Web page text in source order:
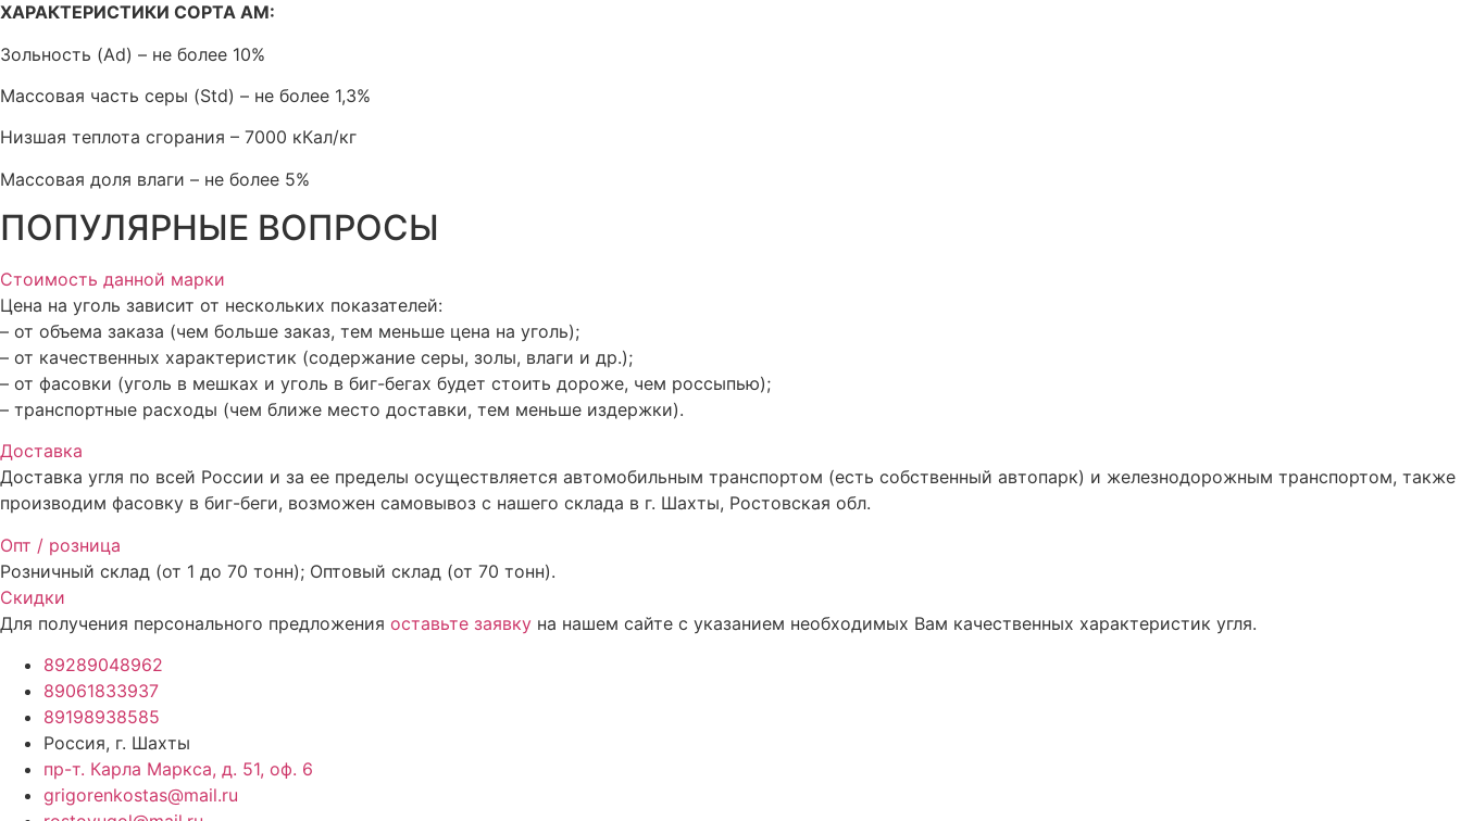
ХАРАКТЕРИСТИКИ СОРТА АМ:
Зольность (Ad) – не более 10%
Массовая часть серы (Std) – не более 1,3%
Низшая теплота сгорания – 7000 кКал/кг
Массовая доля влаги – не более 5%
ПОПУЛЯРНЫЕ ВОПРОСЫ
Стоимость данной марки
Цена на уголь зависит от нескольких показателей:
– от объема заказа (чем больше заказ, тем меньше цена на уголь);
– от качественных характеристик (содержание серы, золы, влаги и др.);
– от фасовки (уголь в мешках и уголь в биг-бегах будет стоить дороже, чем россыпью);
– транспортные расходы (чем ближе место доставки, тем меньше издержки).
Доставка
Доставка угля по всей России и за ее пределы осуществляется автомобильным транспортом (есть собственный автопарк) и железнодорожным транспортом, также
производим фасовку в биг-беги, возможен самовывоз с нашего склада в г. Шахты, Ростовская обл.
Опт / розница
Розничный склад (от 1 до 70 тонн); Оптовый склад (от 70 тонн).
Скидки
Для получения персонального предложения оставьте заявку на нашем сайте с указанием необходимых Вам качественных характеристик угля.
89289048962
89061833937
89198938585
Россия, г. Шахты
пр-т. Карла Маркса, д. 51, оф. 6
grigorenkostas@mail.ru